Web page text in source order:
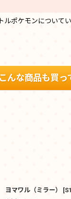
ポケモンについて
んな商品も買っ
ヨマワル（ミラー） [